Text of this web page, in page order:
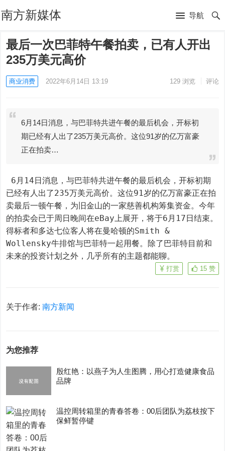
南方新媒体 导航
最后一次巴菲特午餐拍卖，已有人开出
235万美元高价
商业消费 2022年6月14日 13:19 129浏览 评论
6月14日消息，与巴菲特共进午餐的最后机会，开标初
期已经有人出了235万美元高价。这位91岁的亿万富豪
正在拍卖…
已经有人出了235万美元高价。这位91岁的亿万富豪正在拍
卖最后一顿午餐，为旧金山的一家慈善机构筹集资金。今年
的拍卖会已于周日晚间在eBay上展开，将于6月17日结束。
得标者和多达七位客人将在曼哈顿的Smith &
Wollensky牛排馆与巴菲特一起用餐。除了巴菲特目前和
未来的投资计划之外，几乎所有的主题都能聊。
15 赞
打赏
关于作者:南方新闻
为您推荐
殷红艳：以燕子为人生图腾，用心打造健康食品
品牌
温控周转箱里的青春答卷：00后团队为荔枝按下
保鲜暂停键